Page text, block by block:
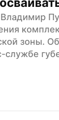
зоны.
службе